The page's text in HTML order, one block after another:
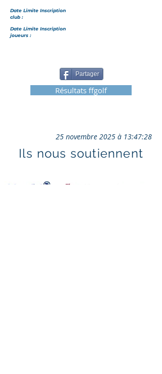
Date Limite Inscription
club :
Date Limite Inscription
joueurs :
Partager
Résultats ffgolf
25 novembre 2025 à 13:47:28
Ils nous soutiennent